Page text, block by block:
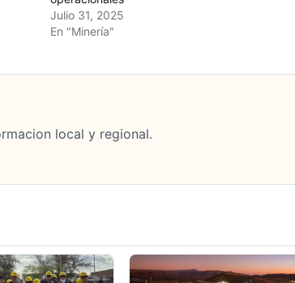
Julio 31, 2025
En "Minería"
local y regional.